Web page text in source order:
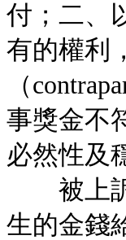
付；二、
有的權利
（
事獎金不
必然性及
被上訴
生的金錢